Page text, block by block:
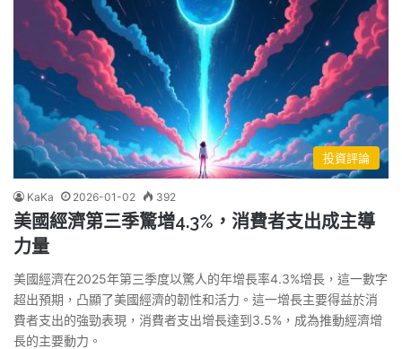
投資評論
KaKa 2026-01-02 392
美國經濟第三季驚增4.3%，消費者支出成主導
力量
美國經濟在2025年第三季度以驚人的年增長率4.3%增長，這一數字
超出預期，凸顯了美國經濟的韌性和活力。這一增長主要得益於消
費者支出的強勁表現，消費者支出增長達到3.5%，成為推動經濟增
長的主要動力。